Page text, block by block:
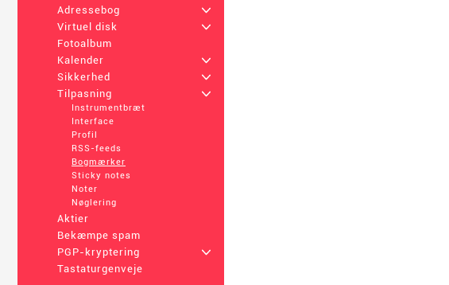
Adressebog
+
Virtuel disk
+
Fotoalbum
Kalender
+
Sikkerhed
+
Tilpasning
+
Instrumentbræt
Interface
Profil
RSS-feeds
Bogmærker
Sticky notes
Noter
Nøglering
Aktier
Bekæmpe spam
PGP-kryptering
+
Tastaturgenveje